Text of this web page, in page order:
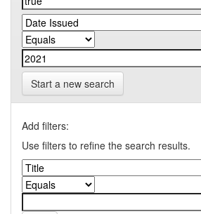
Start a new search
Add filters:
Use filters to refine the search results.